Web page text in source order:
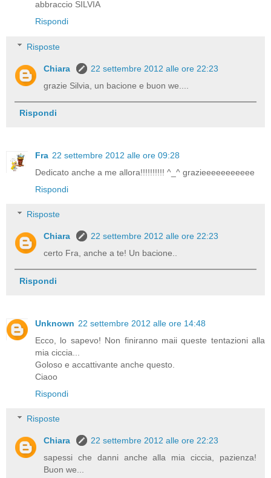
abbraccio SILVIA
Rispondi
Risposte
Chiara
22 settembre 2012 alle ore 22:23
grazie Silvia, un bacione e buon we....
Rispondi
Fra 22 settembre 2012 alle ore 09:28
Dedicato anche a me allora!!!!!!!!!! ^_^ grazieeeeeeeeeee
Rispondi
Risposte
Chiara
22 settembre 2012 alle ore 22:23
certo Fra, anche a te! Un bacione..
Rispondi
Unknown 22 settembre 2012 alle ore 14:48
Ecco, lo sapevo! Non finiranno maii queste tentazioni alla
mia ciccia...
Goloso e accattivante anche questo.
Ciaoo
Rispondi
Risposte
Chiara
22 settembre 2012 alle ore 22:23
sapessi che danni anche alla mia ciccia, pazienza!
Buon we...